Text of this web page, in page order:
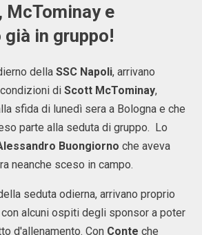
McTominay e
in gruppo!
della SSC Napoli, arrivano
di Scott McTominay,
sfida di lunedì sera a Bologna e che
parte alla seduta di gruppo. Lo
Buongiorno che aveva
neanche sceso in campo.
seduta odierna, arrivano proprio
alcuni ospiti degli sponsor a poter
d'allenamento. Con Conte che